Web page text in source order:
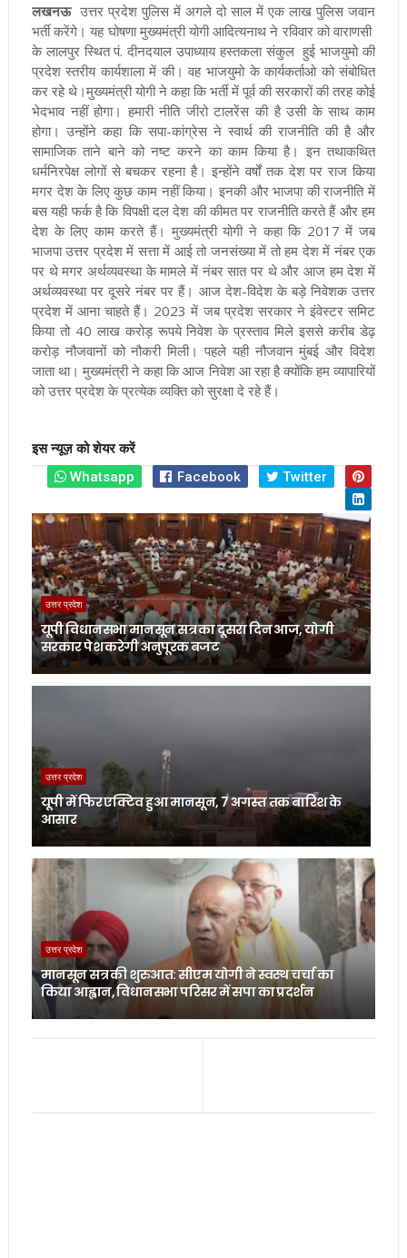
लखनऊउत्तर प्रदेश पुलिस में अगले दो साल में एक लाख पुलिस जवान
भर्ती करेंगे। यह घोषणा मुख्यमंत्री योगी आदित्यनाथ ने रविवार को वाराणसी
के लालपुर स्थित पं. दीनदयाल उपाध्याय हस्तकला संकुल हुई भाजयुमो की
प्रदेश स्तरीय कार्यशाला में की। वह भाजयुमो के कार्यकर्ताओ को संबोधित
कर रहे थे।मुख्यमंत्री योगी ने कहा कि भर्ती में पूर्व की सरकारों की तरह कोई
भेदभाव नहीं होगा। हमारी नीति जीरो टालरेंस की है उसी के साथ काम
होगा। उन्होंने कहा कि सपा-कांग्रेस ने स्वार्थ की राजनीति की है और
सामाजिक ताने बाने को नष्ट करने का काम किया है। इन तथाकथित
धर्मनिरपेक्ष लोगों से बचकर रहना है। इन्होंने वर्षों तक देश पर राज किया
मगर देश के लिए कुछ काम नहीं किया। इनकी और भाजपा की राजनीति में
बस यही फर्क है कि विपक्षी दल देश की कीमत पर राजनीति करते हैं और हम
देश के लिए काम करते हैं। मुख्यमंत्रीयोगी ने कहा कि 2017 में जब
भाजपा उत्तर प्रदेश में सत्ता में आई तो जनसंख्या में तो हम देश में नंबर एक
पर थे मगर अर्थव्यवस्था के मामले में नंबर सात पर थे और आज हम देश में
अर्थव्यवस्था पर दूसरे नंबर पर हैं। आज देश-विदेश के बड़े निवेशक उत्तर
प्रदेश में आना चाहते हैं। 2023 में जब प्रदेश सरकार ने इंवेस्टर समिट
किया तो 40 लाख करोड़ रूपये निवेश के प्रस्ताव मिले इससे करीब डेढ़
करोड़ नौजवानों को नौकरी मिली। पहले यही नौजवान मुंबई और विदेश
जाता था। मुख्यमंत्री ने कहा कि आज निवेश आ रहा है क्योंकि हम व्यापारियों
को उत्तर प्रदेश के प्रत्येक व्यक्ति को सुरक्षा दे रहे हैं।
इस न्यूज़ को शेयर करें
Whatsapp
Facebook Twitter
उत्तर प्रदेश
यूपी विधानसभा मानसून सत्र का दूसरा दिन आज, योगी
सरकार पेश करेगी अनुपूरक बजट
उत्तर प्रदेश
यूपी में फिर एक्टिव हुआ मानसून, 7 अगस्त तक बारिश के
आसार
उत्तर प्रदेश
मानसून सत्र की शुरुआत: सीएम योगी ने स्वस्थ चर्चा का
किया आह्वान, विधानसभा परिसर में सपा का प्रदर्शन